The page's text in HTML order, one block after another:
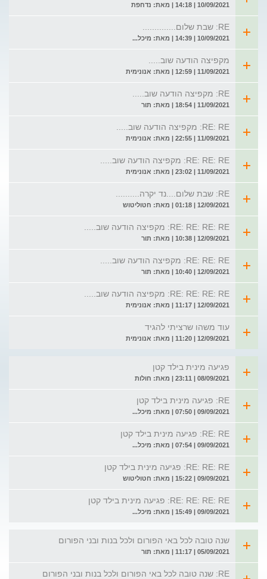
10/09/2021 | 14:18 | מאת: נדחפת
RE: שבת שלום..............
10/09/2021 | 14:39 | מאת: מיכל...
מקפיצה הודעה שוב.....
11/09/2021 | 12:59 | מאת: אנונימית
RE: מקפיצה הודעה שוב.....
11/09/2021 | 18:54 | מאת: תור
RE: RE: מקפיצה הודעה שוב.....
11/09/2021 | 22:55 | מאת: אנונימית
RE: RE: RE: מקפיצה הודעה שוב.....
11/09/2021 | 23:02 | מאת: אנונימית
RE: שבת שלום....נד יקרה..........
12/09/2021 | 01:18 | מאת: חטוליטוש
RE: RE: RE: RE: מקפיצה הודעה שוב.....
12/09/2021 | 10:38 | מאת: תור
RE: RE: RE: מקפיצה הודעה שוב.....
12/09/2021 | 10:40 | מאת: תור
RE: RE: RE: RE: מקפיצה הודעה שוב.....
12/09/2021 | 11:17 | מאת: אנונימית
עוד משהו שרציתי להגיד
12/09/2021 | 11:20 | מאת: אנונימית
פגיעה מינית בילד קטן
08/09/2021 | 23:11 | מאת: חולות
RE: פגיעה מינית בילד קטן
09/09/2021 | 07:50 | מאת: מיכל...
RE: RE: פגיעה מינית בילד קטן
09/09/2021 | 07:54 | מאת: מיכל...
RE: RE: RE: פגיעה מינית בילד קטן
09/09/2021 | 15:22 | מאת: חטוליטוש
RE: RE: RE: RE: פגיעה מינית בילד קטן
09/09/2021 | 15:49 | מאת: מיכל...
שנה טובה לכל באי הפורום ולכל בנות ובני הפורום
05/09/2021 | 11:17 | מאת: תור
RE: שנה טובה לכל באי הפורום ולכל בנות ובני הפורום